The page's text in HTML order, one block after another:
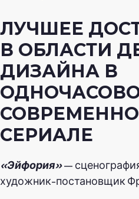
ЛУЧШЕЕ
В ОБЛАСТИ
ДИЗАЙНА В
СЕРИАЛЕ
«Эйфория»—
художник-постановщик